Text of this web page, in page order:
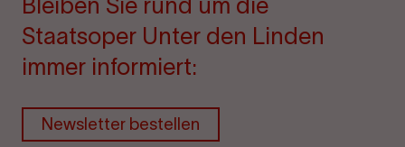
Bleiben Sie rund um die
Staatsoper Unter den Linden
immer informiert:
Newsletter bestellen